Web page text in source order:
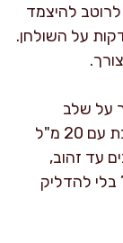
להיצמד
על השולחן.
על שלב
ההשחמה. במקום, קולים פירורי לחם במחבת עם 20 מ"ל
מערבבים עד זהוב,
בלי להדליק